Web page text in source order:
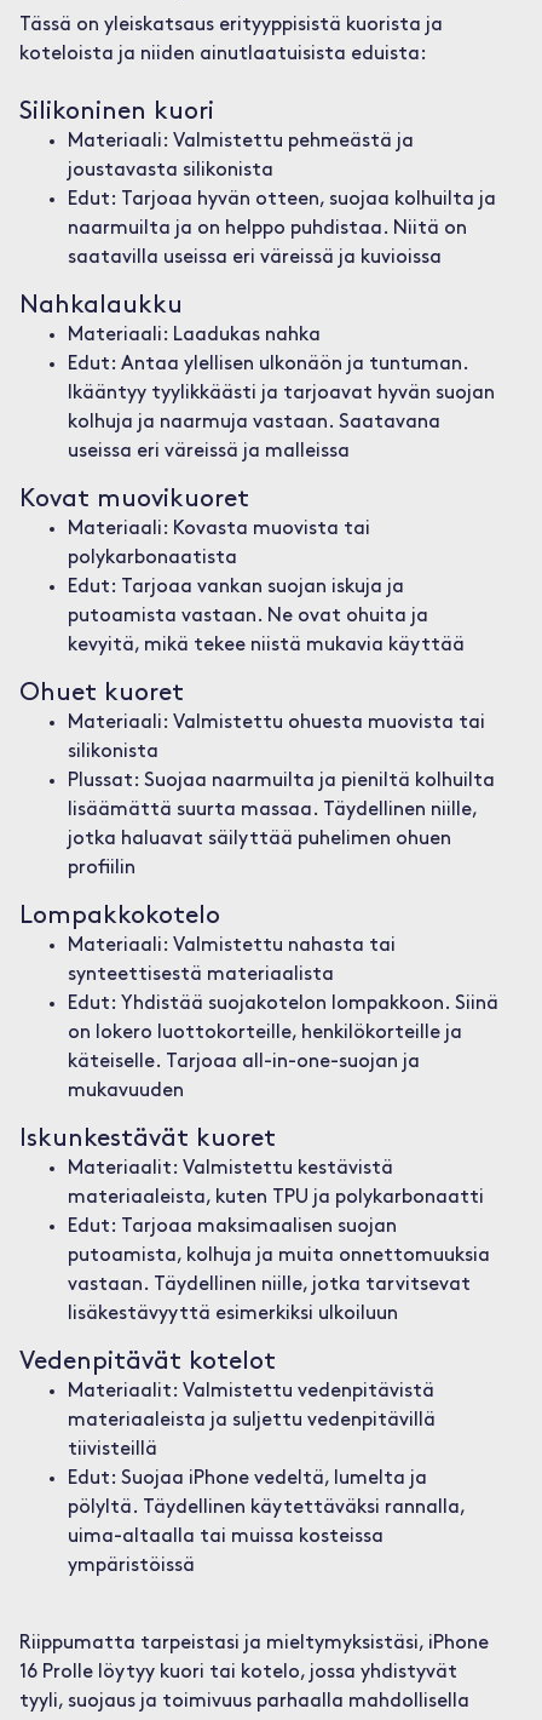
Tässä on yleiskatsaus erityyppisistä kuorista ja
koteloista ja niiden ainutlaatuisista eduista:
Silikoninen kuori
Materiaali: Valmistettu pehmeästä ja
joustavasta silikonista
Edut: Tarjoaa hyvän otteen, suojaa kolhuilta ja
naarmuilta ja on helppo puhdistaa. Niitä on
saatavilla useissa eri väreissä ja kuvioissa
Nahkalaukku
Materiaali: Laadukas nahka
Edut: Antaa ylellisen ulkonäön ja tuntuman.
Ikääntyy tyylikkäästi ja tarjoavat hyvän suojan
kolhuja ja naarmuja vastaan. Saatavana
useissa eri väreissä ja malleissa
Kovat muovikuoret
Materiaali: Kovasta muovista tai
polykarbonaatista
Edut: Tarjoaa vankan suojan iskuja ja
putoamista vastaan. Ne ovat ohuita ja
kevyitä, mikä tekee niistä mukavia käyttää
Ohuet kuoret
Materiaali: Valmistettu ohuesta muovista tai
silikonista
Plussat: Suojaa naarmuilta ja pieniltä kolhuilta
lisäämättä suurta massaa. Täydellinen niille,
jotka haluavat säilyttää puhelimen ohuen
profiilin
Lompakkokotelo
Materiaali: Valmistettu nahasta tai
synteettisestä materiaalista
Edut: Yhdistää suojakotelon lompakkoon. Siinä
on lokero luottokorteille, henkilökorteille ja
käteiselle. Tarjoaa all-in-one-suojan ja
mukavuuden
Iskunkestävät kuoret
Materiaalit: Valmistettu kestävistä
materiaaleista, kuten TPU ja polykarbonaatti
Edut: Tarjoaa maksimaalisen suojan
putoamista, kolhuja ja muita onnettomuuksia
vastaan. Täydellinen niille, jotka tarvitsevat
lisäkestävyyttä esimerkiksi ulkoiluun
Vedenpitävät kotelot
Materiaalit: Valmistettu vedenpitävistä
materiaaleista ja suljettu vedenpitävillä
tiivisteillä
Edut: Suojaa iPhone vedeltä, lumelta ja
pölyltä. Täydellinen käytettäväksi rannalla,
uima-altaalla tai muissa kosteissa
ympäristöissä
Riippumatta tarpeistasi ja mieltymyksistäsi, iPhone
16 Prolle löytyy kuori tai kotelo, jossa yhdistyvät
tyyli, suojaus ja toimivuus parhaalla mahdollisella